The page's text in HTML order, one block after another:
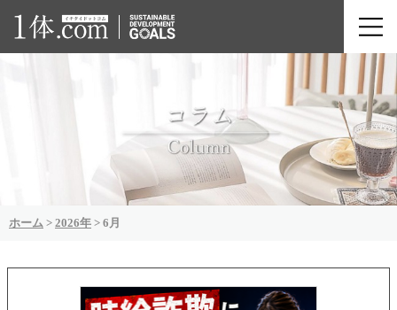
ホーム > 2026年 > 6月